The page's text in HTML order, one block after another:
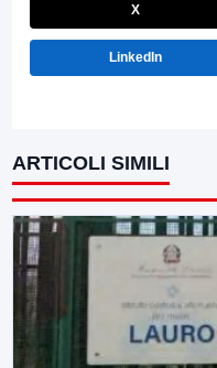
X
LinkedIn
ARTICOLI SIMILI